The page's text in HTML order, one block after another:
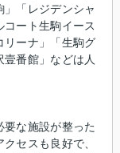
「レジデンシャ
ート生駒イース
リーナ」「生駒グ
壹番館」などは人
な施設が整った
セスも良好で、